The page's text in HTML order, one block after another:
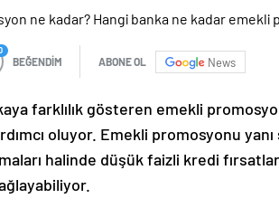
BEĞENDİM ABONE OL News
farklılık gösteren emekli
oluyor. Emekli promosyonu
halinde düşük faizli kredi